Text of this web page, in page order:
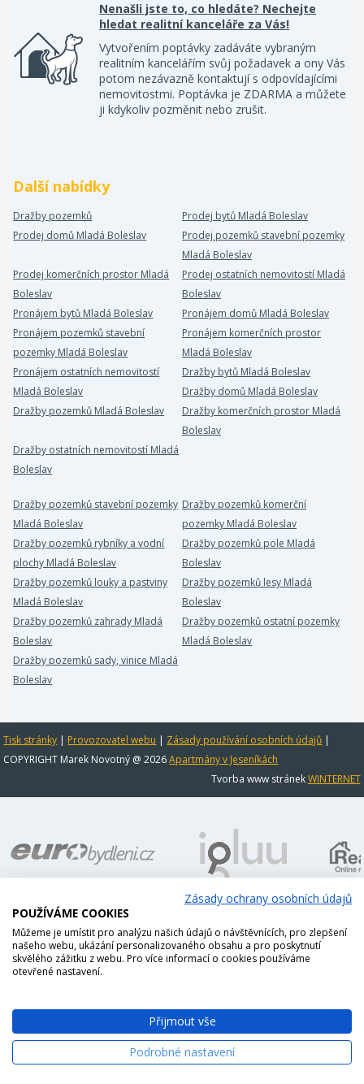
Nenašli jste to, co hledáte? Nechejte
hledat realitní kanceláře za Vás!
Vytvořením poptávky zadáváte vybraným
realitním kancelářím svůj požadavek a ony Vás
potom nezávazně kontaktují s odpovídajícími
nemovitostmi. Poptávka je ZDARMA a můžete
ji kdykoliv pozměnit nebo zrušit.
Další nabídky
Dražby pozemků
Prodej bytů Mladá Boleslav
Prodej domů Mladá Boleslav
Prodej pozemků stavební pozemky
Mladá Boleslav
Prodej komerčních prostor Mladá
Boleslav
Prodej ostatních nemovitostí Mladá
Boleslav
Pronájem bytů Mladá Boleslav
Pronájem domů Mladá Boleslav
Pronájem pozemků stavební
pozemky Mladá Boleslav
Pronájem komerčních prostor
Mladá Boleslav
Pronájem ostatních nemovitostí
Mladá Boleslav
Dražby bytů Mladá Boleslav
Dražby domů Mladá Boleslav
Dražby pozemků Mladá Boleslav
Dražby komerčních prostor Mladá
Boleslav
Dražby ostatních nemovitostí Mladá
Boleslav
Dražby pozemků stavební pozemky
Mladá Boleslav
Dražby pozemků komerční
pozemky Mladá Boleslav
Dražby pozemků rybníky a vodní
plochy Mladá Boleslav
Dražby pozemků pole Mladá
Boleslav
Dražby pozemků louky a pastviny
Mladá Boleslav
Dražby pozemků lesy Mladá
Boleslav
Dražby pozemků zahrady Mladá
Boleslav
Dražby pozemků ostatní pozemky
Mladá Boleslav
Dražby pozemků sady, vinice Mladá
Boleslav
Tisk stránky | Provozovatel webu | Zásady používání osobních údajů |
COPYRIGHT Marek Novotný @ 2026Apartmány v Jeseníkách
Tvorba www stránekWINTERNET
Zásady ochrany osobních údajů
POUŽÍVÁME COOKIES
Můžeme je umístit pro analýzu našich údajů o návštěvnících, pro zlepšení
našeho webu, ukázání personalizovaného obsahu a pro poskytnutí
skvělého zážitku z webu. Pro více informací o cookies používáme
otevřené nastavení.
Přijmout vše
Podrobné nastavení